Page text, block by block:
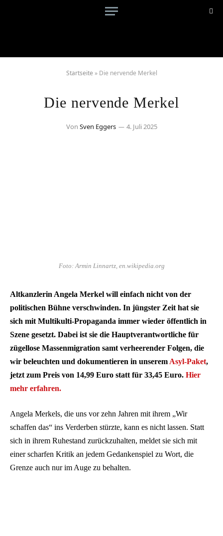
Startseite » Die nervende Merkel
Die nervende Merkel
Von Sven Eggers 4. Juli 2025
Foto: Armin Linnartz, en.wikipedia.org
Altkanzlerin Angela Merkel will einfach nicht von der
politischen Bühne verschwinden. In jüngster Zeit hat sie
sich mit Multikulti-Propaganda immer wieder öffentlich in
Szene gesetzt. Dabei ist sie die Hauptverantwortliche für
zügellose Massenmigration samt verheerender Folgen, die
wir beleuchten und dokumentieren in unserem Asyl-Paket,
jetzt zum Preis von 14,99 Euro statt für 33,45 Euro. Hier
mehr erfahren.
Angela Merkels, die uns vor zehn Jahren mit ihrem „Wir
schaffen das“ ins Verderben stürzte, kann es nicht lassen. Statt
sich in ihrem Ruhestand zurückzuhalten, meldet sie sich mit
einer scharfen Kritik an jedem Gedankenspiel zu Wort, die
Grenze auch nur im Auge zu behalten.